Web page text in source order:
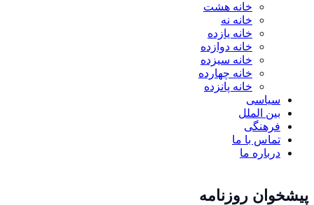
خانه هشت
خانه نه
خانه یازده
خانه دوازده
خانه سیزده
خانه چهارده
خانه پانزده
سیاسی
بین الملل
فرهنگی
تماس با ما
درباره ما
پیشخوان روزنامه